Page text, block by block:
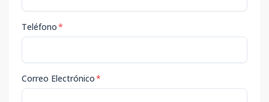
Teléfono*
Correo Electrónico*